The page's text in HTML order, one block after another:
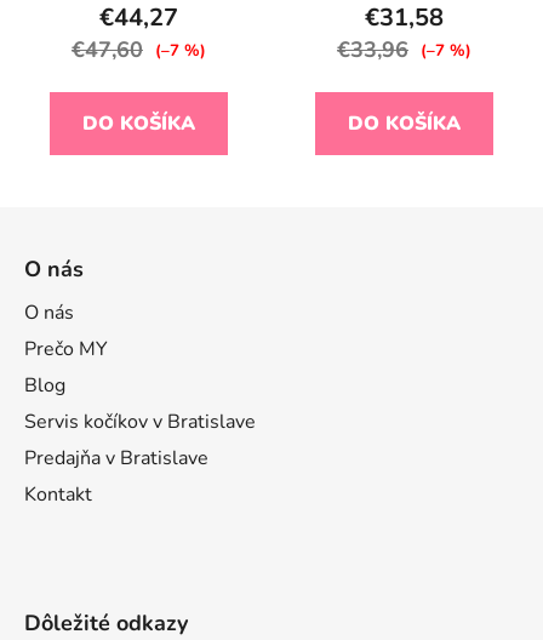
€44,27
€47,60 (–7 %)
DO KOŠÍKA
€31,58
€33,96 (–7 %)
DO KOŠÍKA
O nás
O nás
Prečo MY
Blog
Servis kočíkov v Bratislave
Predajňa v Bratislave
Kontakt
Dôležité odkazy